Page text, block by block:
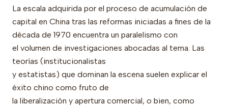
La escala adquirida por el proceso de acumulación de
capital en China tras las reformas iniciadas a fines de la
década de 1970 encuentra un paralelismo con
el volumen de investigaciones abocadas al tema. Las
teorías (institucionalistas
y estatistas) que dominan la escena suelen explicar el
éxito chino como fruto de
la liberalización y apertura comercial, o bien, como